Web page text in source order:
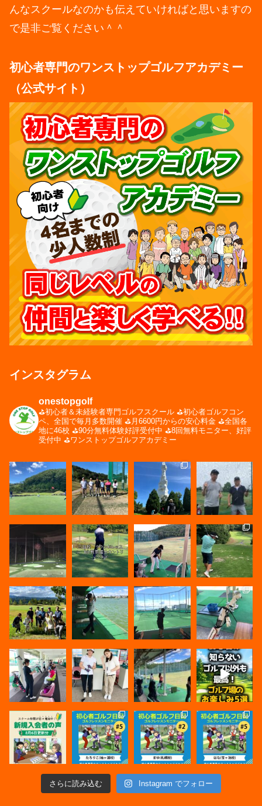
んなスクールなのかも伝えていければと思いますの
で是非ご覧ください＾＾
初心者専門のワンストップゴルフアカデミー
（公式サイト）
インスタグラム
onestopgolf
⛳️初心者＆未経験者専門ゴルフスクール ⛳️初心者ゴルフコン
ペ、全国で毎月多数開催 ⛳️月6600円からの安心料金 ⛳️全国各
地に46校 ⛳️90分無料体験好評受付中 ⛳️8回無料モニター、好評
受付中 ⛳️ワンストップゴルフアカデミー
さらに読み込む Instagram でフォロー